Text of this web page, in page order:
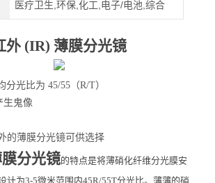
医疗卫生,环保,化工,电子/电池,综合
外 (IR) 薄膜分光镜
分光比为 45/55（R/T）
生鬼像
的薄膜分光镜可供选择
分光镜的特点是将薄硝化纤维分光膜安
计为3-5微米范围内45R/55T分光比。薄薄的硝